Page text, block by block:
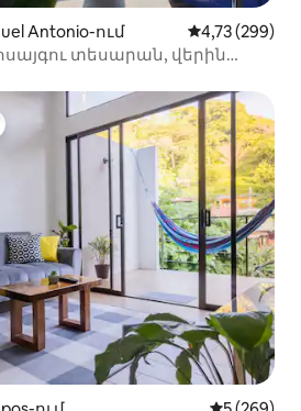
Antonio-ում Միջին
4,73 (299)
տեսարան, վերին
տները